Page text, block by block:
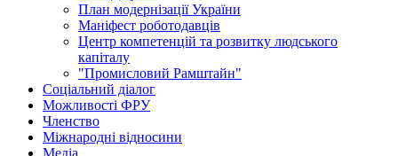
План модернізації України
Маніфест роботодавців
Центр компетенцій та розвитку людського
капіталу
"Промисловий Рамштайн"
Соціальний діалог
Можливості ФРУ
Членство
Міжнародні відносини